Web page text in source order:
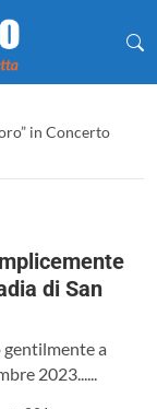
in Concerto
di San
a
2023......